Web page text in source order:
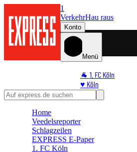
1
VerkehrHau raus
Konto
Menü
🐐 1. FC Köln
♥️ Köln
⭐ Promi
🛒 Shoppingwelt
Home
Veedelsreporter
Schlagzeilen
EXPRESS E-Paper
1. FC Köln